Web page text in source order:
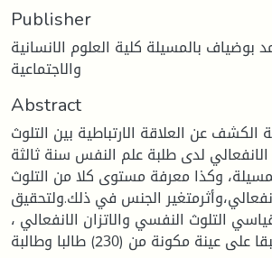
Publisher
بوضياف بالمسيلة كلية العلوم الانسانية
والاجتماعية
Abstract
عن العلاقة الارتباطية بين التلوث
الانفعالي لدى طلبة علم النفس سنة ثالثة
وكذا معرفة مستوى كلا من التلوث
الجنس في ذلك.ولتحقيق
التلوث النفسي والاتزان الانفعالي ،
على عينة مكونة من (230) طالبا وطالبة